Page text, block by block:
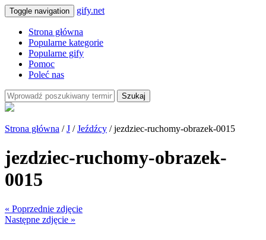
Toggle navigation gify.net
Strona główna
Popularne kategorie
Popularne gify
Pomoc
Poleć nas
Szukaj
Strona główna /J /Jeźdźcy / jezdziec-ruchomy-obrazek-0015
jezdziec-ruchomy-obrazek-
0015
« Poprzednie zdjęcie
Następne zdjęcie »